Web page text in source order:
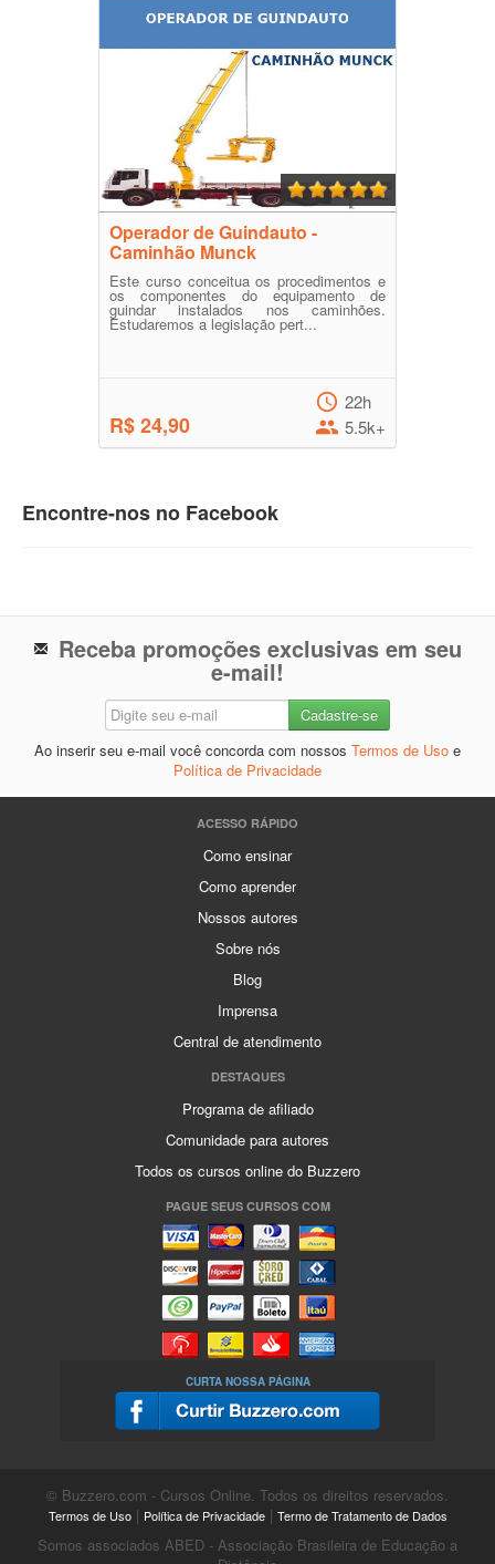
Operador de Guindauto -
Caminhão Munck
Este curso conceitua os procedimentos e
os componentes do equipamento de
guindar instalados nos caminhões.
Estudaremos a legislação pert...
R$ 24,90
22h
5.5k+
Encontre-nos no Facebook
Receba promoções exclusivas em seu
e-mail!
Ao inserir seu e-mail você concorda com nossos Termos de Uso e
Política de Privacidade
ACESSO RÁPIDO
Como ensinar
Como aprender
Nossos autores
Sobre nós
Blog
Imprensa
Central de atendimento
DESTAQUES
Programa de afiliado
Comunidade para autores
Todos os cursos online do Buzzero
PAGUE SEUS CURSOS COM
CURTA NOSSA PÁGINA
© Buzzero.com - Cursos Online. Todos os direitos reservados.
Termos de Uso| Política de Privacidade| Termo de Tratamento de Dados
Somos associados ABED - Associação Brasileira de Educação a